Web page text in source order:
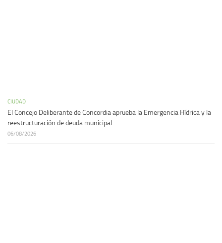
CIUDAD
El Concejo Deliberante de Concordia aprueba la Emergencia Hídrica y la
reestructuración de deuda municipal
06/08/2026